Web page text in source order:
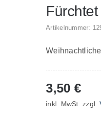
Artikelnummer:
3,50€
inkl. MwSt. zzgl.